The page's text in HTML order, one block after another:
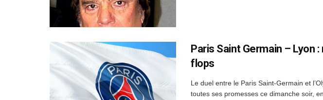
Paris Saint Germain – Lyon
flops
Le duel entre le Paris Saint-Germain et
toutes ses promesses ce dimanche soir,